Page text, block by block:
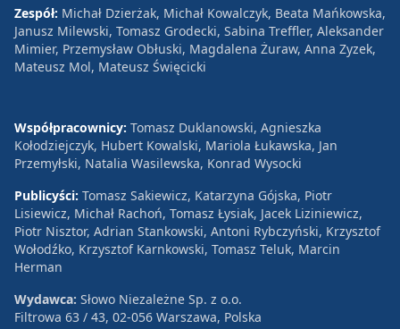
Zespół: Michał Dzierżak, Michał Kowalczyk, Beata Mańkowska,
Janusz Milewski, Tomasz Grodecki, Sabina Treffler, Aleksander
Mimier, Przemysław Obłuski, Magdalena Żuraw, Anna Zyzek,
Mateusz Mol, Mateusz Święcicki
Współpracownicy: Tomasz Duklanowski, Agnieszka
Kołodziejczyk, Hubert Kowalski, Mariola Łukawska, Jan
Przemyłski, Natalia Wasilewska, Konrad Wysocki
Publicyści: Tomasz Sakiewicz, Katarzyna Gójska, Piotr
Lisiewicz, Michał Rachoń, Tomasz Łysiak, Jacek Liziniewicz,
Piotr Nisztor, Adrian Stankowski, Antoni Rybczyński, Krzysztof
Wołodźko, Krzysztof Karnkowski, Tomasz Teluk, Marcin
Herman
Wydawca: Słowo Niezależne Sp. z o.o.
Filtrowa 63 / 43, 02-056 Warszawa, Polska